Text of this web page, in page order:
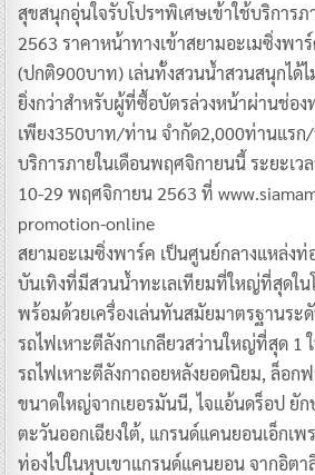
สุขสนุกอุ่นใจรับโปรฯพิเศษเข้าใช้บริการ
2563 ราคาหน้าทางเข้าสยามอะเมซิ่งพา
(ปกติ900บาท) เล่นทั้งสวนน้ำสวนสนุกได้
ยิ่งกว่าสำหรับผู้ที่ซื้อบัตรล่วงหน้าผ่านช่อง
เพียง350บาท/ท่าน จำกัด2,000ท่านแรก
บริการภายในเดือนพฤศจิกายนนี้ ระยะเว
10-29 พฤศจิกายน 2563 ที่
promotion-online
สยามอะเมซิ่งพาร์ค เป็นศูนย์กลางแหล่งท่
บันเทิงที่มีสวนน้ำทะเลเทียมที่ใหญ่ที่สุดใ
พร้อมด้วยเครื่องเล่นทันสมัยมาตรฐานระ
รถไฟเหาะตีลังกาเกลียวสว่านใหญ่ที่สุด 1
รถไฟเหาะตีลังกาถอยหลังยอดนิยม, ล็อก
ขนาดใหญ่จากเยอรมันนี, ไจแอ้นดร็อป ยัก
ตะวันออกเฉียงใต้, แกรนด์แคนยอนเอ็กเพ
ท่องไปในหุบเขาแกรนด์แคนยอน จากอิต